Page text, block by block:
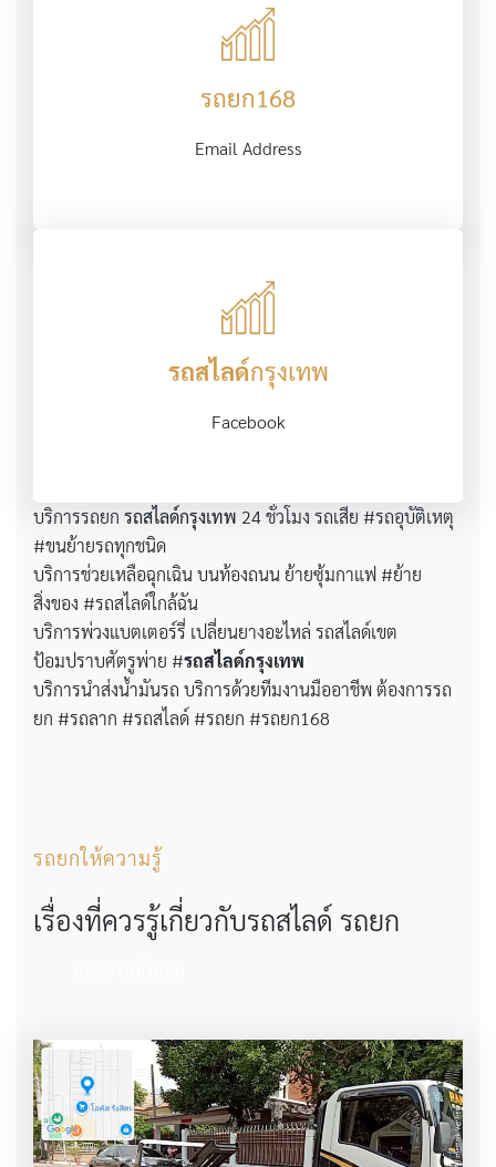
รถยก168
Email Address
รถสไลด์กรุงเทพ
Facebook
บริการรถยก รถสไลด์กรุงเทพ 24 ชั่วโมง รถเสีย #รถอุบัติเหตุ
#ขนย้ายรถทุกชนิด
บริการช่วยเหลือฉุกเฉิน บนท้องถนน ย้ายซุ้มกาแฟ #ย้าย
สิ่งของ #รถสไลด์ใกล้ฉัน
บริการพ่วงแบตเตอร์รี่ เปลี่ยนยางอะไหล่ รถสไลด์เขต
ป้อมปราบศัตรูพ่าย #รถสไลด์กรุงเทพ
บริการนำส่งน้ำมันรถ บริการด้วยทีมงานมืออาชีพ ต้องการรถ
ยก #รถลาก #รถสไลด์ #รถยก #รถยก168
รถยกให้ความรู้
เรื่องที่ควรรู้เกี่ยวกับรถสไลด์ รถยก